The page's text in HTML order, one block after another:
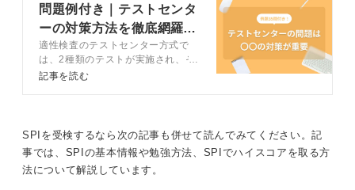
問題例付き｜テストセンタ
ーの対策方法を徹底網羅！
注意点も
適性検査のテストセンター方式で
は、2種類のテストが実施され、そ
れぞれ問題の特徴が異なります。こ
す。テストセンター受検を控えてい
る人は参考にしてみてください。
記事を読む
SPIを受検するなら次の記事も併せて読んでみてください。記
事では、SPIの基本情報や勉強方法、SPIでハイスコアを取る方
法について解説しています。